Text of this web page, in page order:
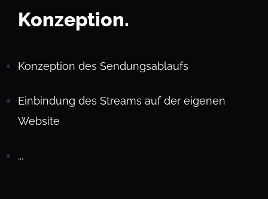
Konzeption.
Konzeption des Sendungsablaufs
Einbindung des Streams auf der eigenen
Website
...